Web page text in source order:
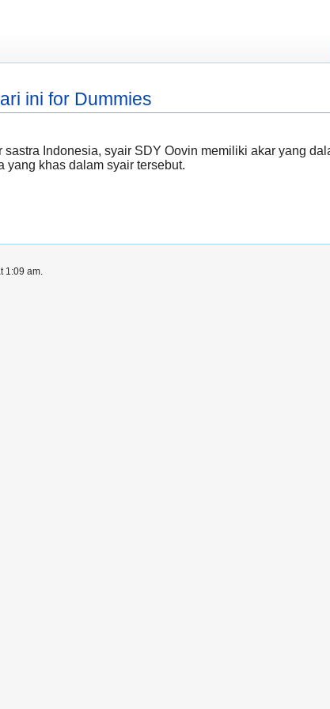
ini for Dummies
Indonesia, syair SDY Oovin memiliki akar yang
yang khas dalam syair tersebut.
1:09 am.